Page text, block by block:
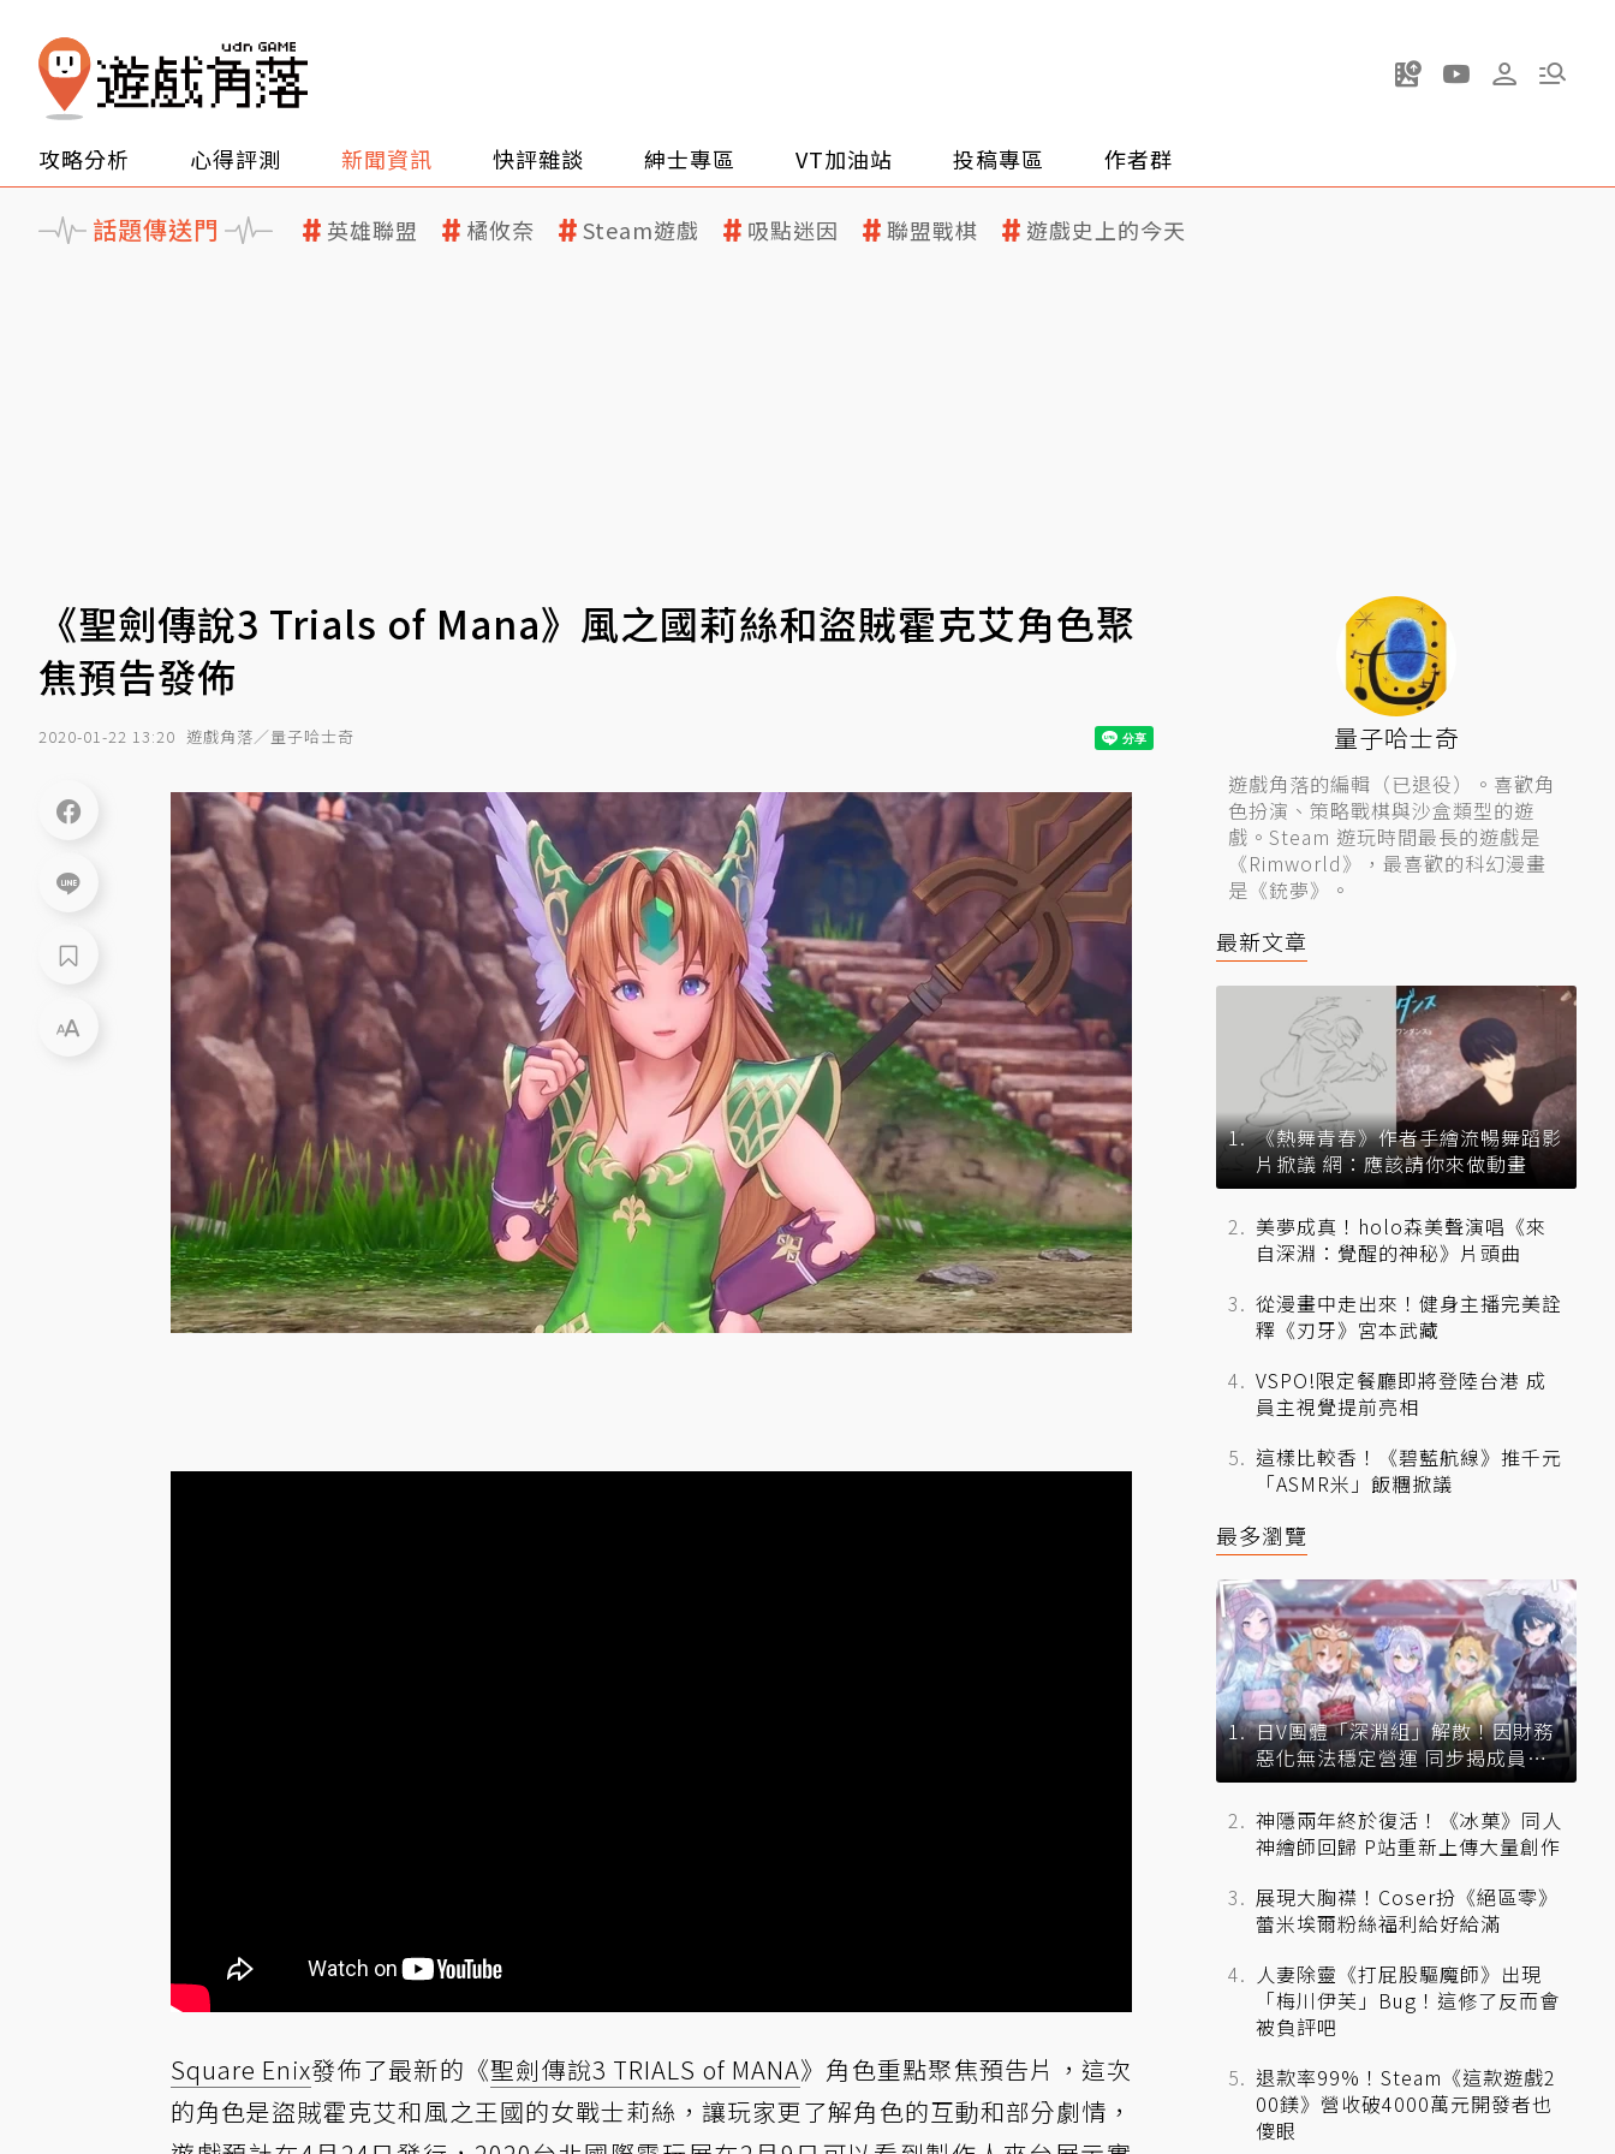
攻略分析 心得評測 新聞資訊 快評雜談 紳士專區 VT加油站 投稿專區 作者群
話題傳送門 英雄聯盟 橘攸奈 Steam遊戲 吸點迷因 聯盟戰棋 遊戲史上的今天
《聖劍傳說3 Trials of Mana》風之國莉絲和盜賊霍克艾角色聚
焦預告發佈
2020-01-22 13:20 遊戲角落／量子哈士奇
Square Enix發佈了最新的《聖劍傳說3 TRIALS of MANA》角色重點聚焦預告片，這次
的角色是盜賊霍克艾和風之王國的女戰士莉絲，讓玩家更了解角色的互動和部分劇情，
量子哈士奇
遊戲角落的編輯（已退役）。喜歡角
色扮演、策略戰棋與沙盒類型的遊
戲。Steam 遊玩時間最長的遊戲是
《Rimworld》，最喜歡的科幻漫畫
是《銃夢》。
最新文章
《熱舞青春》作者手繪流暢舞蹈影
片掀議 網：應該請你來做動畫
美夢成真！holo森美聲演唱《來
自深淵：覺醒的神秘》片頭曲
從漫畫中走出來！健身主播完美詮
釋《刃牙》宮本武藏
VSPO!限定餐廳即將登陸台港 成
員主視覺提前亮相
這樣比較香！《碧藍航線》推千元
「ASMR米」飯糰掀議
最多瀏覽
日V團體「深淵組」解散！因財務
惡化無法穩定營運 同步揭成員未
來去向
神隱兩年終於復活！《冰菓》同人
神繪師回歸 P站重新上傳大量創作
展現大胸襟！Coser扮《絕區零》
蕾米埃爾粉絲福利給好給滿
人妻除靈《打屁股驅魔師》出現
「梅川伊芙」Bug！這修了反而會
被負評吧
退款率99%！Steam《這款遊戲2
00鎂》營收破4000萬元開發者也
傻眼